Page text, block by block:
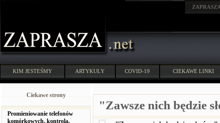
KIM JESTEŚMY ARTYKUŁY COVID-19 CIEKAWE LINKI
Ciekawe strony
Promieniowanie telefonów
komórkowych, kontrola,
"Zawsze nich będzie